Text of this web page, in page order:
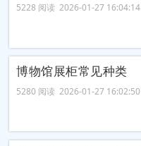
5228 阅读 2026-01-27 16:04:14
博物馆展柜常见种类
5280 阅读 2026-01-27 16:02:50